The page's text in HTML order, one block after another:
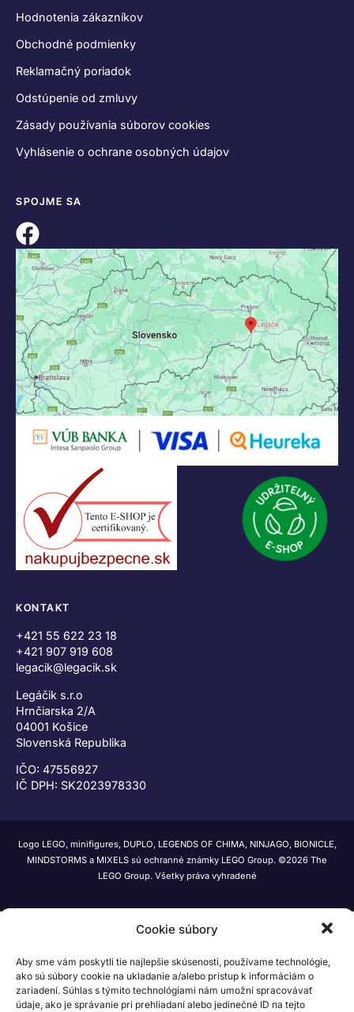
Cookie súbory
Aby sme vám poskytli tie najlepšie skúsenosti, používame technológie,
ako sú súbory cookie na ukladanie a/alebo prístup k informáciám o
zariadení. Súhlas s týmito technológiami nám umožní spracovávať
údaje, ako je správanie pri prehliadaní alebo jedinečné ID na tejto
Hodnotenia zákazníkov
Obchodné podmienky
Reklamačný poriadok
Odstúpenie od zmluvy
Zásady používania súborov cookies
Vyhlásenie o ochrane osobných údajov
SPOJME SA
KONTAKT
+421 55 622 23 18
+421 907 919 608
legacik@legacik.sk
Legáčik s.r.o
Hrnčiarska 2/A
04001 Košice
Slovenská Republika
IČO: 47556927
IČ DPH: SK2023978330
Logo LEGO, minifigures, DUPLO, LEGENDS OF CHIMA, NINJAGO, BIONICLE,
MINDSTORMS a MIXELS sú ochranné známky LEGO Group. ©2026 The
LEGO Group. Všetky práva vyhradené